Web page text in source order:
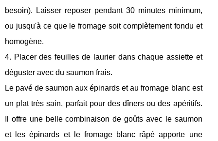
besoin). Laisser reposer pendant 30 minutes minimum,
ou jusqu'à ce que le fromage soit complètement fondu et
homogène.
4. Placer des feuilles de laurier dans chaque assiette et
déguster avec du saumon frais.
Le pavé de saumon aux épinards et au fromage blanc est
un plat très sain, parfait pour des dîners ou des apéritifs.
Il offre une belle combinaison de goûts avec le saumon
et les épinards et le fromage blanc râpé apporte une